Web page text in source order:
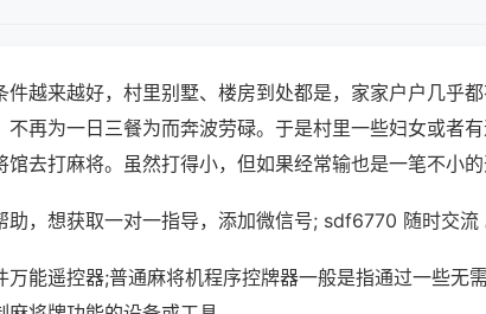
件越来越好，村里别墅、楼房到处都是，家家户户几乎
不再为一日三餐为而奔波劳碌。于是村里一些妇女或者
去打麻将。虽然打得小，但如果经常输也是一笔不小的
，想获取一对一指导，添加微信号; sdf6770 随时交流
万能遥控器;普通麻将机程序控牌器一般是指通过一些无